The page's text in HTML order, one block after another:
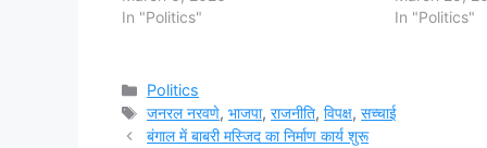
In "Politics"
In "Politics"
Categories
Politics
Tags
जनरल नरवणे,भाजपा,राजनीति,विपक्ष,सच्चाई
बंगाल में बाबरी मस्जिद का निर्माण कार्य शुरू